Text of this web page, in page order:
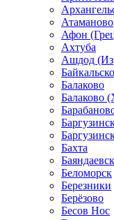
Атаманово
Афон
Ахтуба
Ашдод
Балаково
Балаково
Бахта
Беломорск
Березники
Берёзово
Бесов Нос